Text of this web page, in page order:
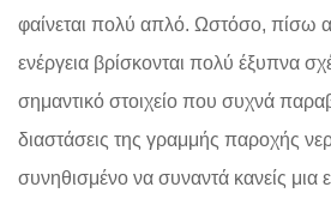
φαίνεται πολύ απλό. Ωστόσο, πίσω
ενέργεια βρίσκονται πολύ έξυπνα
σημαντικό στοιχείο που συχνά
διαστάσεις της γραμμής παροχής
συνηθισμένο να συναντά κανείς μια